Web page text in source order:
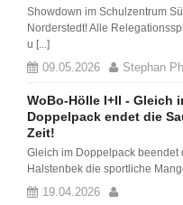
Showdown im Schulzentrum
Norderstedt! Alle
u [...]
09.05.2026 Stephan
WoBo-Hölle I+II - Gleich
Doppelpack endet die
Zeit!
Gleich im Doppelpack beendet
Halstenbek die sportliche
19.04.2026